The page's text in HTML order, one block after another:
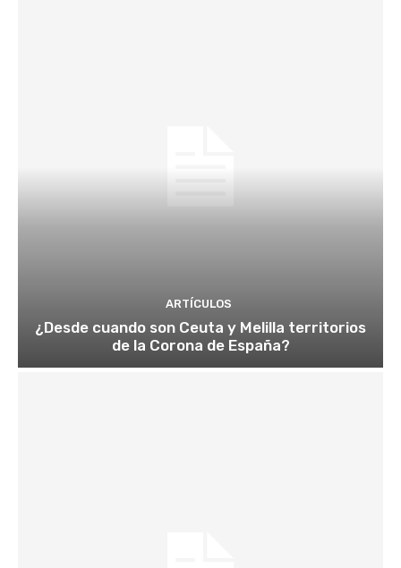
ARTÍCULOS
¿Desde cuando son Ceuta y Melilla territorios
de la Corona de España?